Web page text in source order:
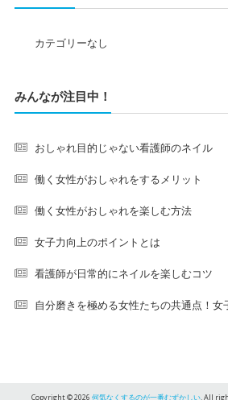
カテゴリーなし
みんなが注目中！
おしゃれ目的じゃない看護師のネイル
働く女性がおしゃれをするメリット
働く女性がおしゃれを楽しむ方法
女子力向上のポイントとは
看護師が日常的にネイルを楽しむコツ
自分磨きを極める女性たちの共通点！
Copyright © 2026何気なくするのが一番むずかしい. All